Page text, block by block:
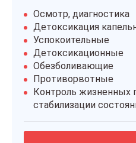
Осмотр, диагностика
Детоксикация
Успокоительные
Детоксикационные
Обезболивающие
Противорвотные
Контроль жизненных
стабилизации